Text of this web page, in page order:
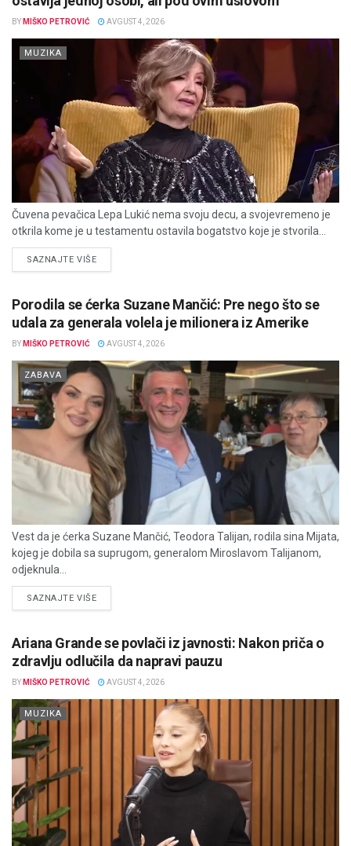
BY MIŠKO PETROVIĆ AVGUST 4, 2026
MUZIKA
Čuvena pevačica Lepa Lukić nema svoju decu, a svojevremeno je
otkrila kome je u testamentu ostavila bogatstvo koje je stvorila...
SAZNAJTE VIŠEDETAILS
Porodila se ćerka Suzane Mančić: Pre nego što se
udala za generala volela je milionera iz Amerike
BY MIŠKO PETROVIĆ AVGUST 4, 2026
ZABAVA
Vest da je ćerka Suzane Mančić, Teodora Talijan, rodila sina Mijata,
kojeg je dobila sa suprugom, generalom Miroslavom Talijanom,
odjeknula...
SAZNAJTE VIŠEDETAILS
Ariana Grande se povlači iz javnosti: Nakon priča o
zdravlju odlučila da napravi pauzu
BY MIŠKO PETROVIĆ AVGUST 4, 2026
MUZIKA